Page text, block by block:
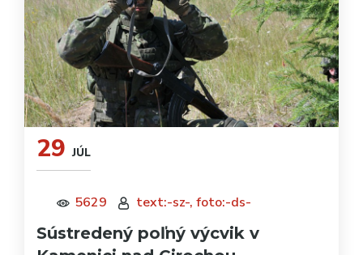
29 JÚL
5629 text:-sz-, foto:-ds-
Sústredený poľný výcvik v